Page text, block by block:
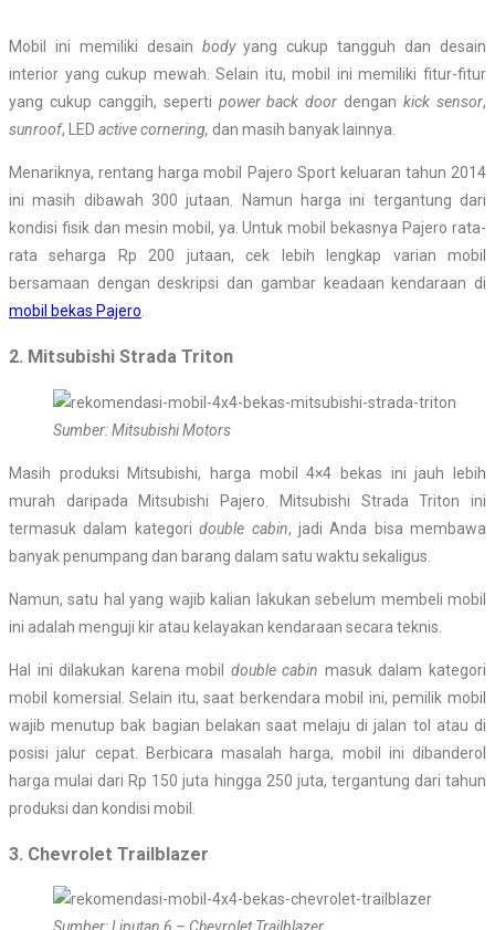
Mobil ini memiliki desain bodyyang cukup tangguh dan desain
interior yang cukup mewah. Selain itu, mobil ini memiliki fitur-fitur
yang cukup canggih, seperti power back door dengankick sensor,
sunroof, LED active cornering, dan masih banyak lainnya.
Menariknya, rentang harga mobil Pajero Sport keluaran tahun 2014
ini masih dibawah 300 jutaan. Namun harga ini tergantung dari
kondisi fisik dan mesin mobil, ya. Untuk mobil bekasnya Pajero rata-
rata seharga Rp 200 jutaan, cek lebih lengkap varian mobil
bersamaan dengan deskripsi dan gambar keadaan kendaraan di
mobil bekas Pajero
2. Mitsubishi Strada Triton
Sumber: Mitsubishi Motors
Masih produksi Mitsubishi, harga mobil 4×4 bekas ini jauh lebih
murah daripada Mitsubishi Pajero. Mitsubishi Strada Triton ini
termasuk dalam kategoridouble cabin, jadi Anda bisa membawa
banyak penumpang dan barang dalam satu waktu sekaligus.
Namun, satu hal yang wajib kalian lakukan sebelum membeli mobil
ini adalah menguji kir atau kelayakan kendaraan secara teknis.
Hal ini dilakukan karena mobil double cabin masuk dalam kategori
mobil komersial. Selain itu, saat berkendara mobil ini, pemilik mobil
wajib menutup bak bagian belakan saat melaju di jalan tol atau di
posisi jalur cepat. Berbicara masalah harga, mobil ini dibanderol
harga mulai dari Rp 150 juta hingga 250 juta, tergantung dari tahun
produksi dan kondisi mobil.
3. Chevrolet Trailblazer